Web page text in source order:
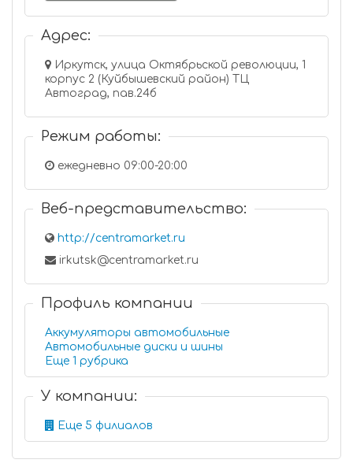
Адрес:
Иркутск, улица Октябрьской революции, 1
корпус 2 (Куйбышевский район) ТЦ
Автоград, пав.24б
Режим работы:
ежедневно 09:00-20:00
Веб-представительство:
http://centramarket.ru
irkutsk@centramarket.ru
Профиль компании
Аккумуляторы автомобильные
Автомобильные диски и шины
Еще 1 рубрика
У компании:
Еще 5 филиалов